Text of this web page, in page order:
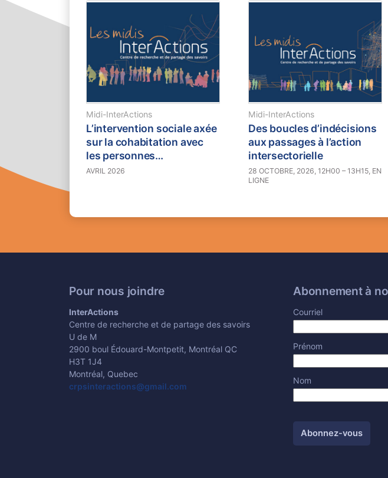
Midi-InterActions
L’intervention sociale axée
sur la cohabitation avec
les personnes
marginalisées : le cas de la
AVRIL 2026
Midi-InterActions
Des boucles d’indécisions
aux passages à l’action
intersectorielle
28 OCTOBRE, 2026, 12H00 – 13H15, EN
LIGNE
Pour nous joindre
InterActions
Centre de recherche et de partage des savoirs
U de M
2900 boul Édouard-Montpetit, Montréal QC
H3T 1J4
Montréal, Quebec
crpsinteractions@gmail.com
Abonnement à
Courriel
Prénom
Nom